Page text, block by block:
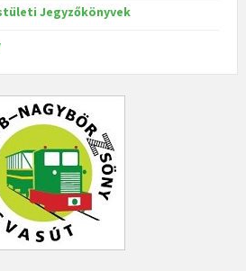
Jegyzőkönyvek